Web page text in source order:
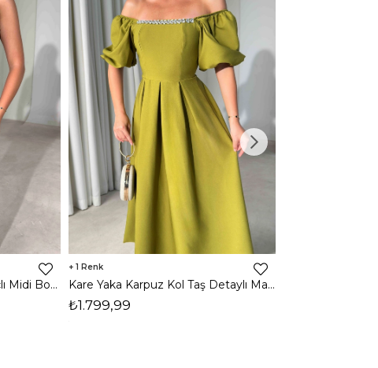
Halter Yaka Önden Yırtmaçlı Midi Boy Kahverengi Hasre Kadın Elbise 26Y502
1
Kare Yaka Karpuz Kol Taş Detaylı Maxi Yağ Yeşili Civo Kadın Elbise 206Y501
₺1.799,99